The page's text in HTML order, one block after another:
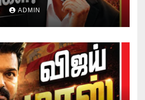
ADMIN